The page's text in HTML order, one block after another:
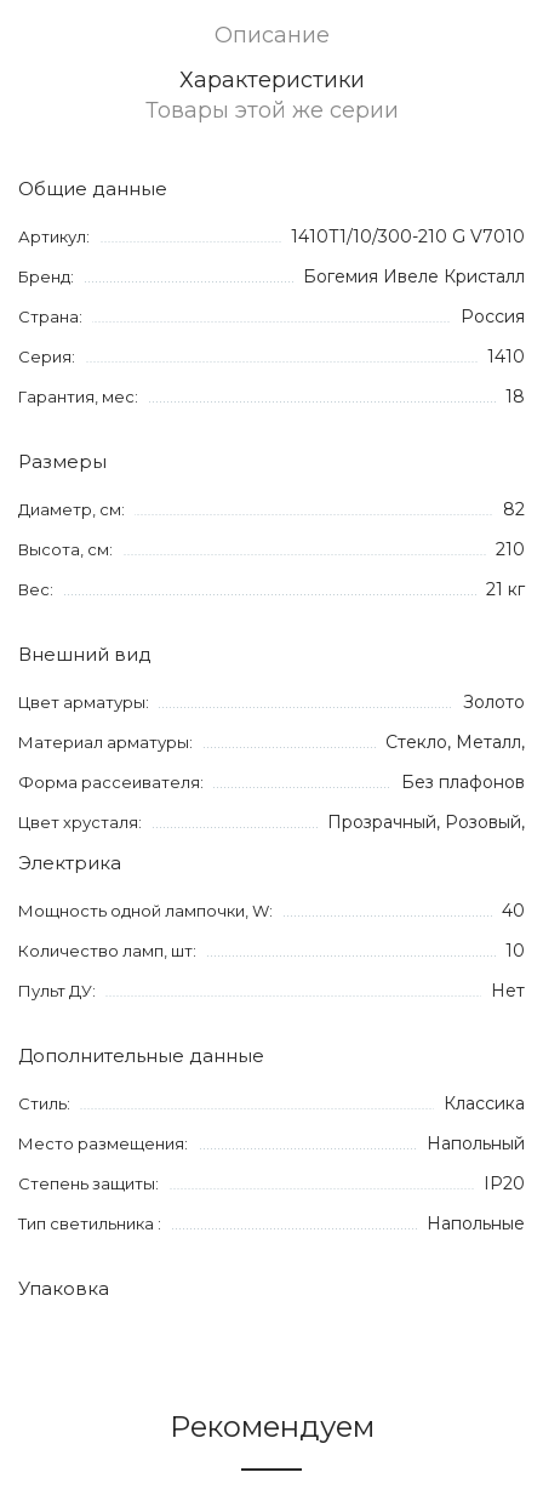
Описание
Характеристики
Товары этой же серии
Общие данные
Артикул: 1410T1/10/300-210 G V7010
Бренд: Богемия Ивеле Кристалл
Страна: Россия
Серия: 1410
Гарантия, мес: 18
Размеры
Диаметр, см: 82
Высота, см: 210
Вес: 21 кг
Внешний вид
Цвет арматуры: Золото
Материал арматуры: Стекло, Металл,
Форма рассеивателя: Без плафонов
Цвет хрусталя: Прозрачный, Розовый,
Электрика
Мощность одной лампочки, W: 40
Количество ламп, шт: 10
Пульт ДУ: Нет
Дополнительные данные
Стиль: Классика
Место размещения: Напольный
Степень защиты: IP20
Тип светильника : Напольные
Упаковка
Рекомендуем